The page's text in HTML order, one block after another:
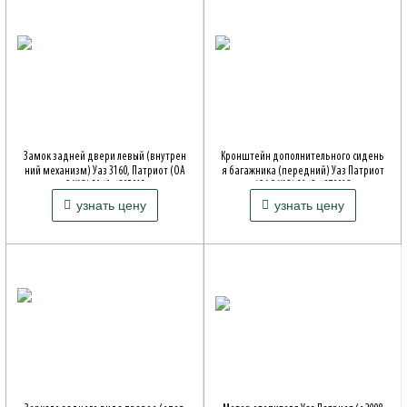
Замок задней двери левый (внутрен
ний механизм) Уаз 3160, Патриот (ОА
Артикул: 3160-00-6205013-00
Совместимость: Patriot, 316*, 2360
880 ₽узнать цену
Кронштейн дополнительного сидень
я багажника (передний) Уаз Патриот
Артикул: 316200687001200
Совместимость: Patriot, 316*, 2360
230 ₽узнать цену